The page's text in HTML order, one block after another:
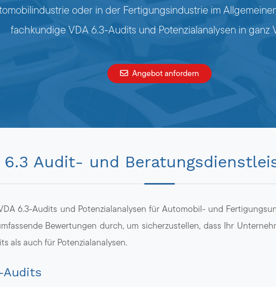
oder in der Fertigungsindustrie im
fachkundige VDA 6.3-Audits und Potenzialanalysen in ganz
Angebot anfordern
6.3 Audit- und
6.3-Audits und Potenzialanalysen für Automobil- und
Bewertungen durch, um sicherzustellen, dass Ihr
als auch für Potenzialanalysen.
Audits